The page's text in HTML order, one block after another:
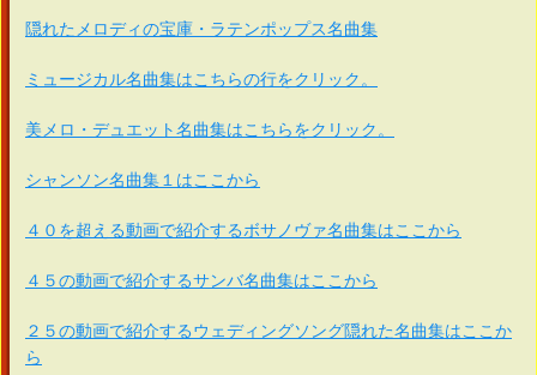
隠れたメロディの宝庫・ラテンポップス名曲集
ミュージカル名曲集はこちらの行をクリック。
美メロ・デュエット名曲集はこちらをクリック。
シャンソン名曲集１はここから
４０を超える動画で紹介するボサノヴァ名曲集はここから
４５の動画で紹介するサンバ名曲集はここから
２５の動画で紹介するウェディングソング隠れた名曲集はここか
ら